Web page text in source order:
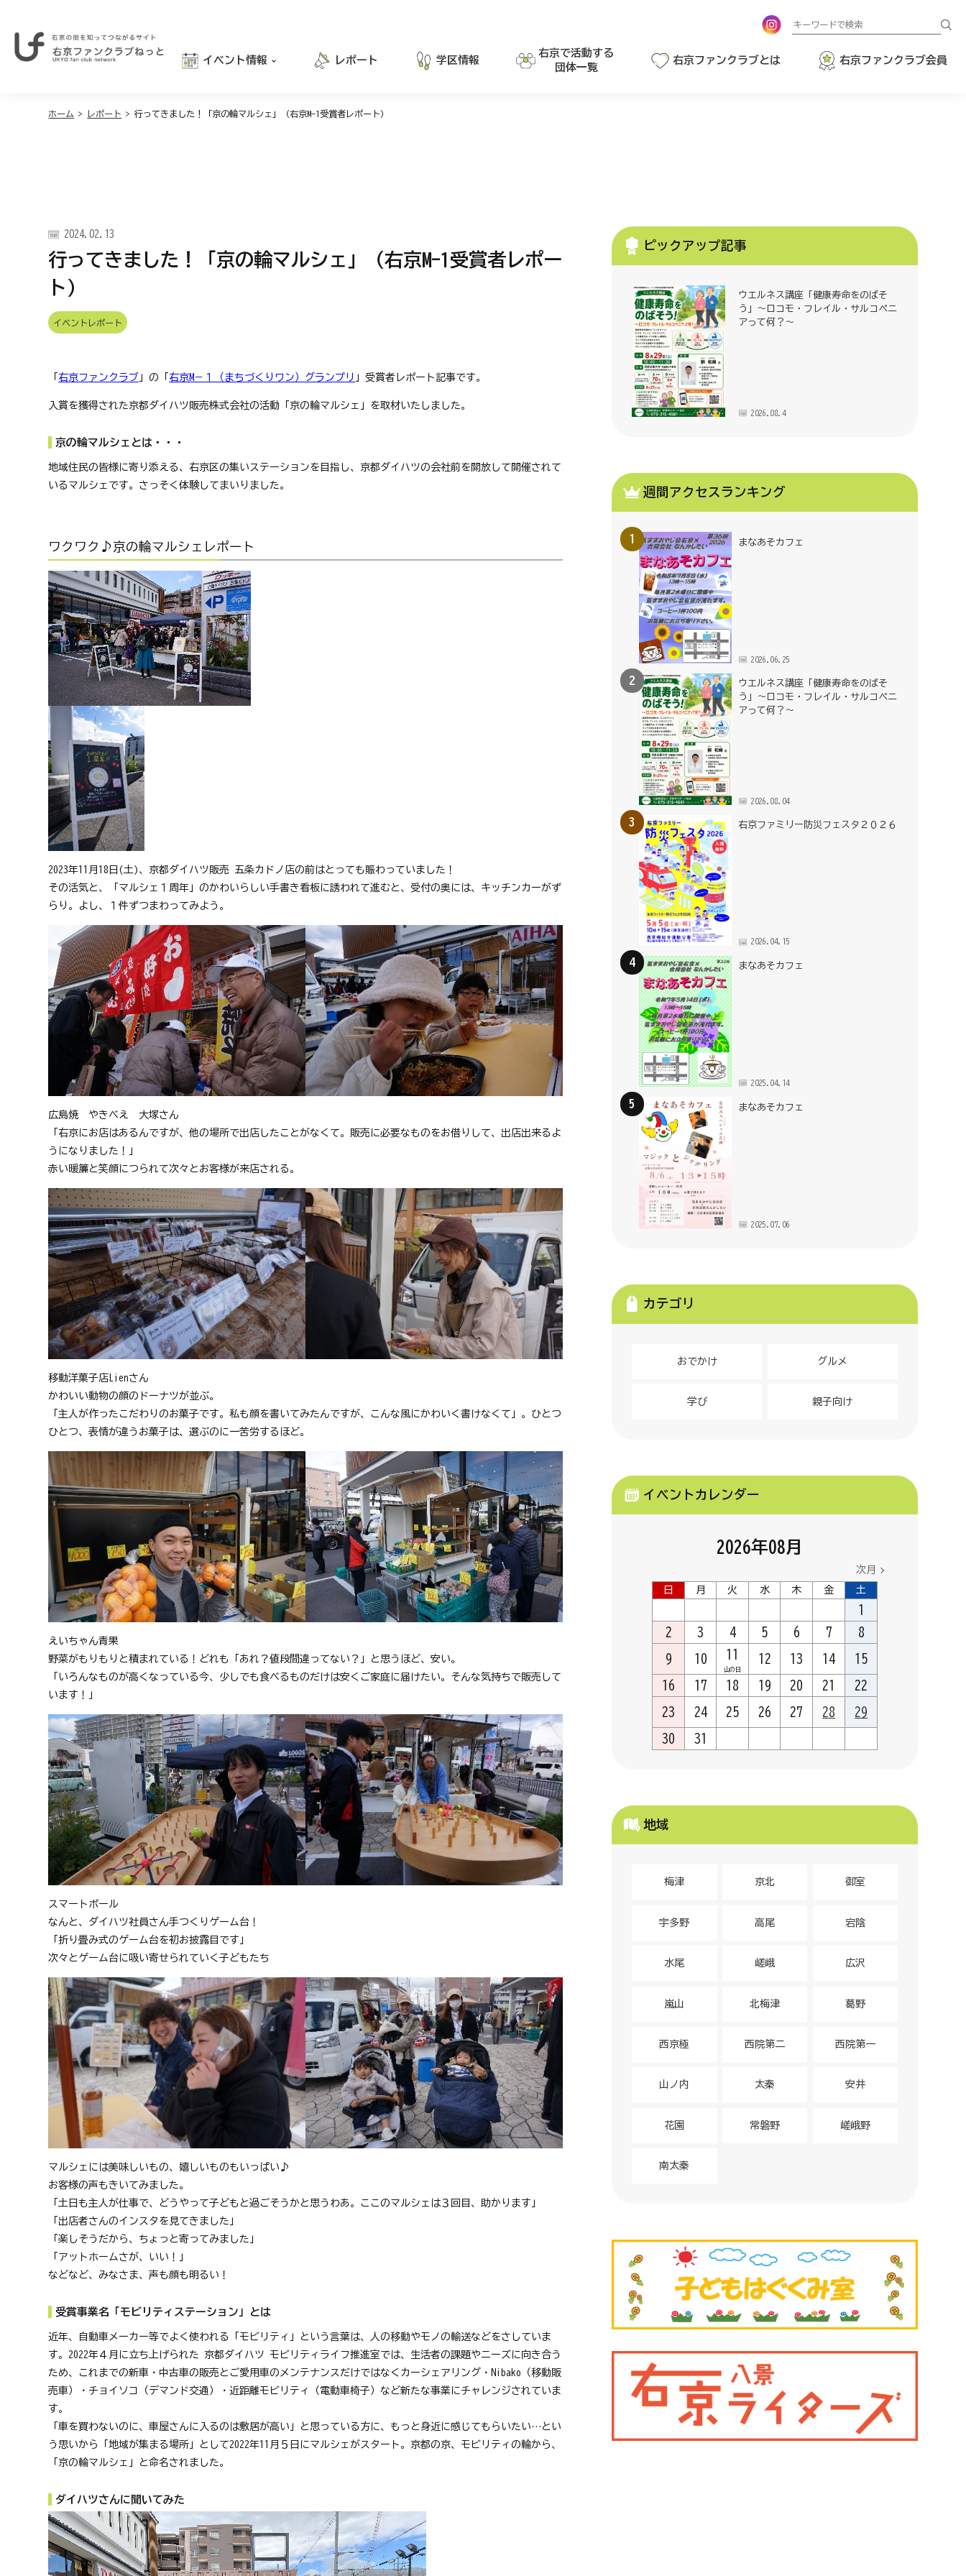
イベント情報
グルメ
レポート 学区情報
右京で活動する
団体一覧
右京ファンクラブとは 右京ファンクラブ会員
ホーム > レポート >行ってきました！「京の輪マルシェ」（右京M-1受賞者レポート）
2024.02.13
行ってきました！「京の輪マルシェ」（右京M-1受賞者レポー
ト）
イベントレポート
「右京ファンクラブ 」の「右京M－１（まちづくりワン）グランプリ 」受賞者レポート記事です。
入賞を獲得された京都ダイハツ販売株式会社の活動「京の輪マルシェ」を取材いたしました。
京の輪マルシェとは・・・
地域住民の皆様に寄り添える、右京区の集いステーションを目指し、京都ダイハツの会社前を開放して開催されて
いるマルシェです。さっそく体験してまいりました。
ワクワク ♪京の輪マルシェレポート
2023年11月18日(土)、京都ダイハツ販売 五条カドノ店の前はとっても賑わっていました！
その活気と、「マルシェ１周年」のかわいらしい手書き看板に誘われて進むと、受付の奥には、キッチンカーがず
らり。よし、１件ずつまわってみよう。
広島焼　やきべえ　大塚さん
「右京にお店はあるんですが、他の場所で出店したことがなくて。販売に必要なものをお借りして、出店出来るよ
うになりました！」
赤い暖簾と笑顔につられて次々とお客様が来店される。
移動洋菓子店Lienさん
かわいい動物の顔のドーナツが並ぶ。
「主人が作ったこだわりのお菓子です。私も顔を書いてみたんですが、こんな風にかわいく書けなくて」。ひとつ
ひとつ、表情が違うお菓子は、選ぶのに一苦労するほど。
えいちゃん青果
野菜がもりもりと積まれている！どれも「あれ？値段間違ってない？」と思うほど、安い。
「いろんなものが高くなっている今、少しでも食べるものだけは安くご家庭に届けたい。そんな気持ちで販売して
います！」
スマートボール
なんと、ダイハツ社員さん手つくりゲーム台！
「折り畳み式のゲーム台を初お披露目です」
次々とゲーム台に吸い寄せられていく子どもたち
マルシェには美味しいもの、嬉しいものもいっぱい ♪
お客様の声もきいてみました。
「土日も主人が仕事で、どうやって子どもと過ごそうかと思うわあ。ここのマルシェは３回目、助かります」
「出店者さんのインスタを見てきました」
「楽しそうだから、ちょっと寄ってみました」
「アットホームさが、いい！」
などなど、みなさま、声も顔も明るい！
受賞事業名「モビリティステーション」とは
近年、自動車メーカー等でよく使われる「モビリティ」という言葉は、人の移動やモノの輸送などをさしていま
す。2022年４月に立ち上げられた 京都ダイハツ モビリティライフ推進室では、生活者の課題やニーズに向き合う
ため、これまでの新車・中古車の販売とご愛用車のメンテナンスだけではなくカーシェアリング・Nibako（移動販
売車）・チョイソコ（デマンド交通）・近距離モビリティ（電動車椅子）など新たな事業にチャレンジされていま
す。
「車を買わないのに、車屋さんに入るのは敷居が高い」と思っている方に、もっと身近に感じてもらいたい…とい
う思いから「地域が集まる場所」として2022年11月５日にマルシェがスタート。京都の京、モビリティの輪から、
「京の輪マルシェ」と命名されました。
ダイハツさんに聞いてみた
ピックアップ記事
ウエルネス講座「健康寿命をのばそ
う」～ロコモ・フレイル・サルコペニ
アって何？～
2026.08.4
週間アクセスランキング
まなあそカフェ
2026.06.25
ウエルネス講座「健康寿命をのばそ
う」～ロコモ・フレイル・サルコペニ
アって何？～
2026.08.04
右京ファミリー防災フェスタ２０２６
2026.04.15
まなあそカフェ
2025.04.14
まなあそカフェ
2025.07.06
カテゴリ
おでかけ グルメ
学び 親子向け
イベントカレンダー
2026年08月
次月
日
月 火 水 木 金 土
1
2
3 4 5 6 7 8
9 10 11
山の日
12 13 14 15
16 17 18 19 20 21 22
23 24 25 26 27 28 29
30 31
地域
梅津 京北 御室
宇多野 高尾 宕陰
水尾 嵯峨 広沢
嵐山 北梅津 葛野
西京極 西院第二 西院第一
山ノ内 太秦 安井
花園 常磐野 嵯峨野
南太秦